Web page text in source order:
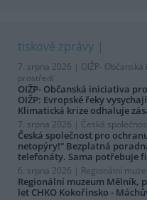
tiskové zprávy
7. srpna 2026 | OIŽP-
prostředí
OIŽP- Občanská iniciativa
OIŽP: Evropské řeky
Klimatická krize odhaluje
7. srpna 2026 | Česká
Česká společnost pro
netopýry!“ Bezplatná
telefonáty. Sama potřebuje
6. srpna 2026 | Regionální
Regionální muzeum Mělník,
let CHKO Kokořínsko -